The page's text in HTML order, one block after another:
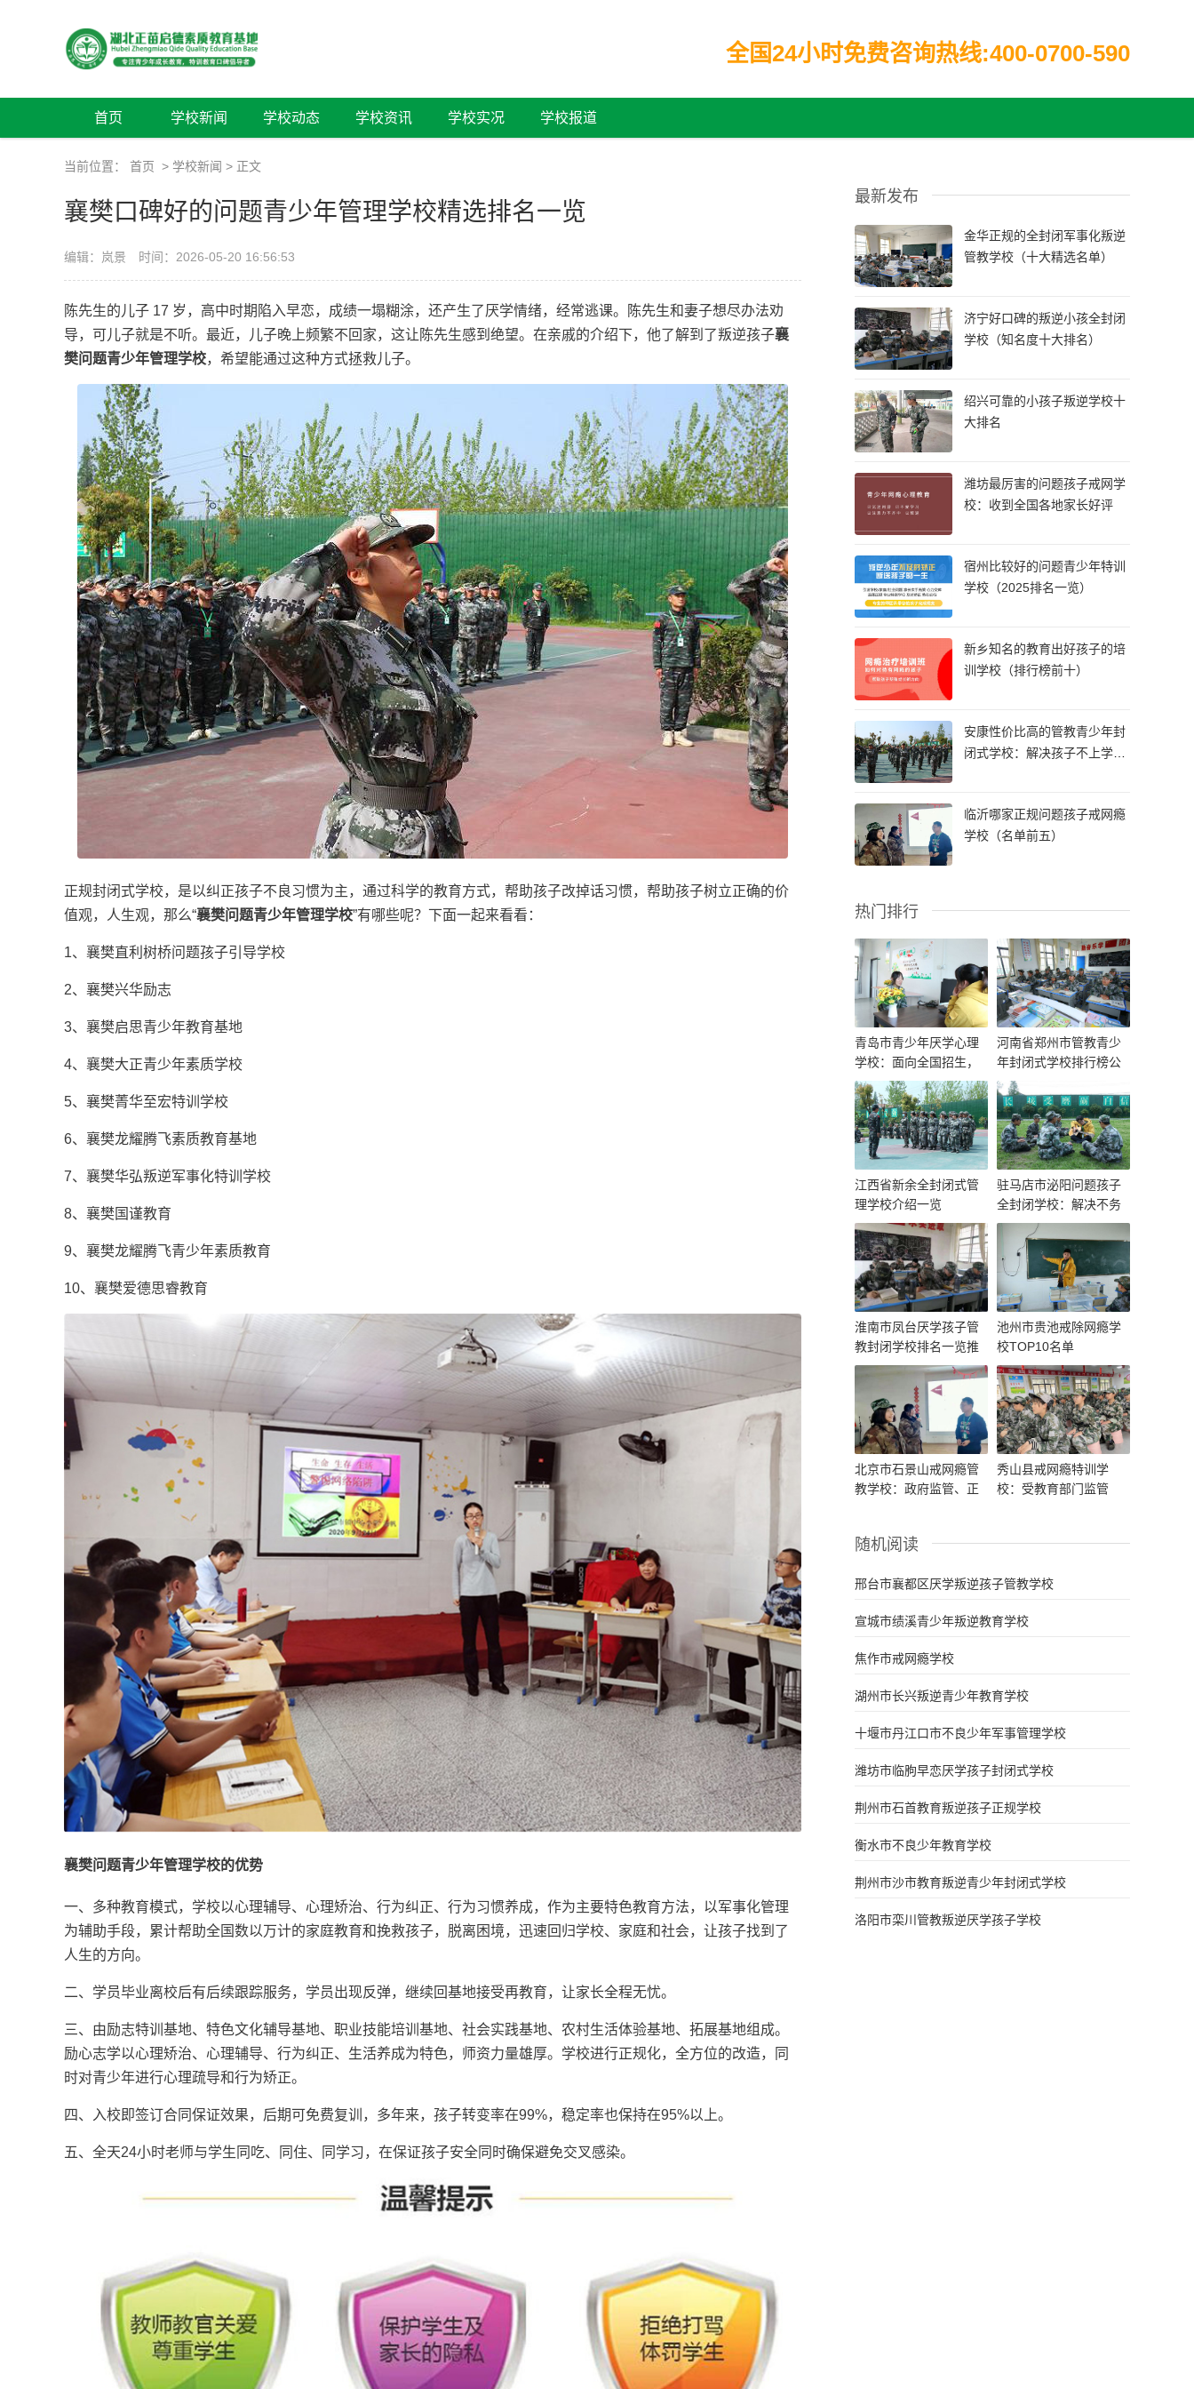
全国24小时免费咨询热线:400-0700-590
首页 学校新闻 学校动态 学校资讯 学校实况 学校报道
当前位置： 首页 > 学校新闻 > 正文
襄樊口碑好的问题青少年管理学校精选排名一览
编辑：岚景 时间：2026-05-20 16:56:53
陈先生的儿子 17 岁，高中时期陷入早恋，成绩一塌糊涂，还产生了厌学情绪，经常逃课。陈先生和妻子想尽办法劝
导，可儿子就是不听。最近，儿子晚上频繁不回家，这让陈先生感到绝望。在亲戚的介绍下，他了解到了叛逆孩子襄
樊问题青少年管理学校，希望能通过这种方式拯救儿子。
正规封闭式学校，是以纠正孩子不良习惯为主，通过科学的教育方式，帮助孩子改掉话习惯，帮助孩子树立正确的价
值观，人生观，那么“襄樊问题青少年管理学校”有哪些呢？下面一起来看看：
1、襄樊直利树桥问题孩子引导学校
2、襄樊兴华励志
3、襄樊启思青少年教育基地
4、襄樊大正青少年素质学校
5、襄樊菁华至宏特训学校
6、襄樊龙耀腾飞素质教育基地
7、襄樊华弘叛逆军事化特训学校
8、襄樊国谨教育
9、襄樊龙耀腾飞青少年素质教育
10、襄樊爱德思睿教育
襄樊问题青少年管理学校的优势
一、多种教育模式，学校以心理辅导、心理矫治、行为纠正、行为习惯养成，作为主要特色教育方法，以军事化管理
为辅助手段，累计帮助全国数以万计的家庭教育和挽救孩子，脱离困境，迅速回归学校、家庭和社会，让孩子找到了
人生的方向。
二、学员毕业离校后有后续跟踪服务，学员出现反弹，继续回基地接受再教育，让家长全程无忧。
三、由励志特训基地、特色文化辅导基地、职业技能培训基地、社会实践基地、农村生活体验基地、拓展基地组成。
励心志学以心理矫治、心理辅导、行为纠正、生活养成为特色，师资力量雄厚。学校进行正规化，全方位的改造，同
时对青少年进行心理疏导和行为矫正。
四、入校即签订合同保证效果，后期可免费复训，多年来，孩子转变率在99%，稳定率也保持在95%以上。
五、全天24小时老师与学生同吃、同住、同学习，在保证孩子安全同时确保避免交叉感染。
最新发布
金华正规的全封闭军事化叛逆
管教学校（十大精选名单）
济宁好口碑的叛逆小孩全封闭
学校（知名度十大排名）
绍兴可靠的小孩子叛逆学校十
大排名
潍坊最厉害的问题孩子戒网学
校：收到全国各地家长好评
宿州比较好的问题青少年特训
学校（2025排名一览）
新乡知名的教育出好孩子的培
训学校（排行榜前十）
安康性价比高的管教青少年封
闭式学校：解决孩子不上学的
临沂哪家正规问题孩子戒网瘾
学校（名单前五）
热门排行
青岛市青少年厌学心理
学校：面向全国招生，
全年无休
河南省郑州市管教青少
年封闭式学校排行榜公
布一览
江西省新余全封闭式管
理学校介绍一览
驻马店市泌阳问题孩子
全封闭学校：解决不务
正业的情况
淮南市凤台厌学孩子管
教封闭学校排名一览推
荐
池州市贵池戒除网瘾学
校TOP10名单
北京市石景山戒网瘾管
教学校：政府监管、正
秀山县戒网瘾特训学
校：受教育部门监管
随机阅读
邢台市襄都区厌学叛逆孩子管教学校
宣城市绩溪青少年叛逆教育学校
焦作市戒网瘾学校
湖州市长兴叛逆青少年教育学校
十堰市丹江口市不良少年军事管理学校
潍坊市临朐早恋厌学孩子封闭式学校
荆州市石首教育叛逆孩子正规学校
衡水市不良少年教育学校
荆州市沙市教育叛逆青少年封闭式学校
洛阳市栾川管教叛逆厌学孩子学校